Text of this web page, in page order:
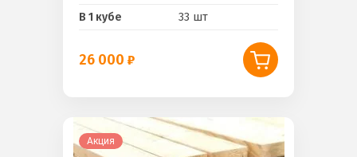
В 1 кубе
33 шт
26 000
Акция